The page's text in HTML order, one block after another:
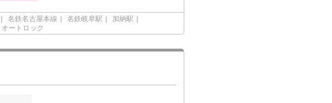
名鉄名古屋本線 名鉄岐阜駅
加納駅
オートロック